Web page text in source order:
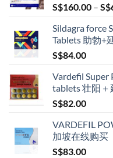
S$160.00 – S$
Sildagra force
Tablets 助勃+
S$84.00
Vardefil Super
tablets 壮阳
S$82.00
VARDEFIL
加坡在线购买
S$83.00